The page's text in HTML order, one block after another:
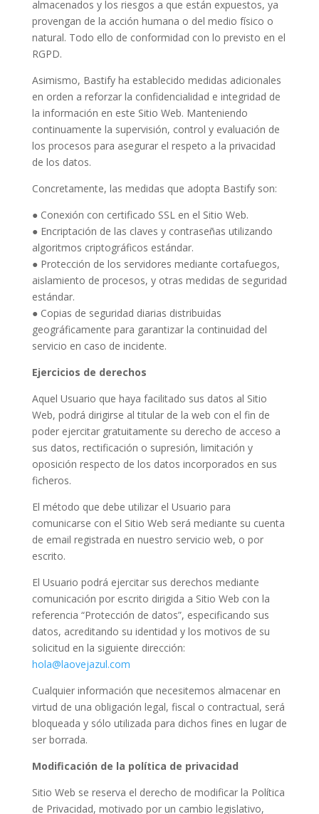
almacenados y los riesgos a que están expuestos, ya
provengan de la acción humana o del medio físico o
natural. Todo ello de conformidad con lo previsto en el
RGPD.
Asimismo, Bastify ha establecido medidas adicionales
en orden a reforzar la confidencialidad e integridad de
la información en este Sitio Web. Manteniendo
continuamente la supervisión, control y evaluación de
los procesos para asegurar el respeto a la privacidad
de los datos.
Concretamente, las medidas que adopta Bastify son:
● Conexión con certificado SSL en el Sitio Web.
● Encriptación de las claves y contraseñas utilizando
algoritmos criptográficos estándar.
● Protección de los servidores mediante cortafuegos,
aislamiento de procesos, y otras medidas de seguridad
estándar.
● Copias de seguridad diarias distribuidas
geográficamente para garantizar la continuidad del
servicio en caso de incidente.
Ejercicios de derechos
Aquel Usuario que haya facilitado sus datos al Sitio
Web, podrá dirigirse al titular de la web con el fin de
poder ejercitar gratuitamente su derecho de acceso a
sus datos, rectificación o supresión, limitación y
oposición respecto de los datos incorporados en sus
ficheros.
El método que debe utilizar el Usuario para
comunicarse con el Sitio Web será mediante su cuenta
de email registrada en nuestro servicio web, o por
escrito.
El Usuario podrá ejercitar sus derechos mediante
comunicación por escrito dirigida a Sitio Web con la
referencia “Protección de datos”, especificando sus
datos, acreditando su identidad y los motivos de su
solicitud en la siguiente dirección:
hola@laovejazul.com
Cualquier información que necesitemos almacenar en
virtud de una obligación legal, fiscal o contractual, será
bloqueada y sólo utilizada para dichos fines en lugar de
ser borrada.
Modificación de la política de privacidad
Sitio Web se reserva el derecho de modificar la Política
de Privacidad, motivado por un cambio legislativo,